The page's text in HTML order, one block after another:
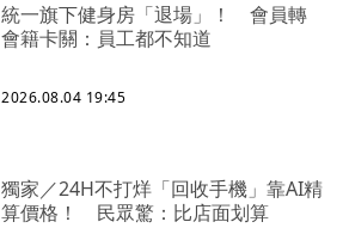
統一旗下健身房「退場」！ 會員轉
會籍卡關：員工都不知道
2026.08.04 19:45
獨家／24H不打烊「回收手機」靠AI精
算價格！ 民眾驚：比店面划算